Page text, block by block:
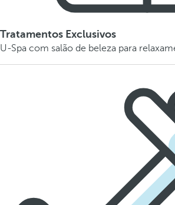
Tratamentos Exclusivos
U-Spa com salão de beleza para